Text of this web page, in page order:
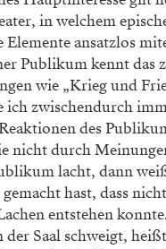
in welchem
Elemente ansatzlos
Publikum kennt das
wie „Krieg und
ich zwischendurch
des
nicht durch
lacht, dann
gemacht hast, dass
entstehen
der Saal schweigt,